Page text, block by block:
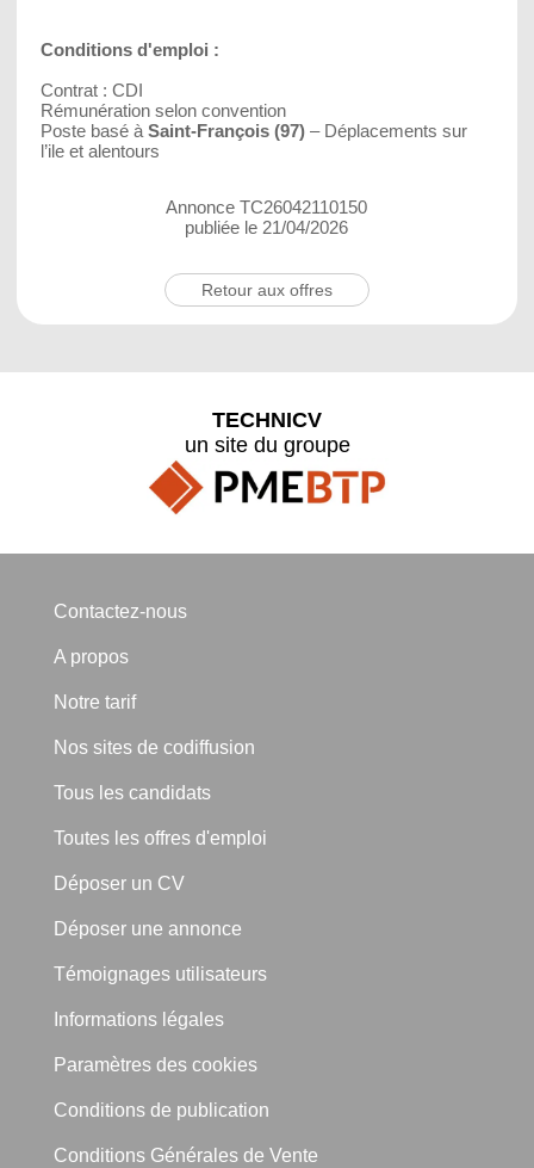
Conditions d'emploi :
Contrat : CDI
Rémunération selon convention
Poste basé à Saint-François (97)– Déplacements sur
l’ile et alentours
Annonce TC26042110150
publiée le 21/04/2026
Retour aux offres
TECHNICV
un site du groupe
Contactez-nous
A propos
Notre tarif
Nos sites de codiffusion
Tous les candidats
Toutes les offres d'emploi
Déposer un CV
Déposer une annonce
Témoignages utilisateurs
Informations légales
Paramètres des cookies
Conditions de publication
Conditions Générales de Vente